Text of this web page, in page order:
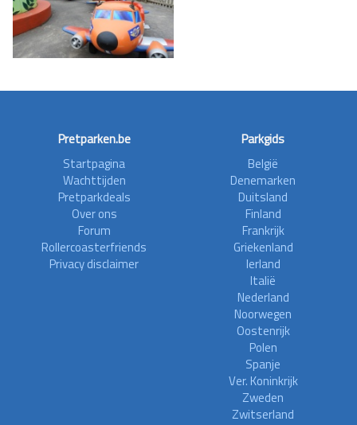
Pretparken.be
Startpagina
Wachttijden
Pretparkdeals
Over ons
Forum
Rollercoasterfriends
Privacy disclaimer
Parkgids
België
Denemarken
Duitsland
Finland
Frankrijk
Griekenland
Ierland
Italië
Nederland
Noorwegen
Oostenrijk
Polen
Spanje
Ver. Koninkrijk
Zweden
Zwitserland